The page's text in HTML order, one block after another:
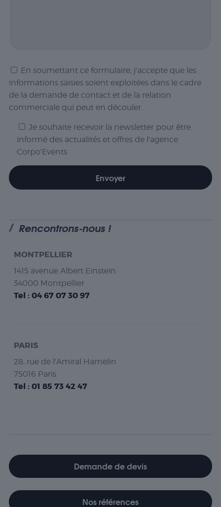
En soumettant ce formulaire, j'accepte que les
informations saisies soient exploitées dans le cadre
de la demande de contact et de la relation
commerciale qui peut en découler.
Je souhaite recevoir la newsletter pour être
informé des actualités et offres de l'agence
Corpo'Events
Rencontrons-nous !
MONTPELLIER
1415 avenue Albert Einstein
34000 Montpellier
Tel : 04 67 07 30 97
PARIS
28, rue de l'Amiral Hamelin
75016 Paris
Tel : 01 85 73 42 47
Demande de devis
Nos références